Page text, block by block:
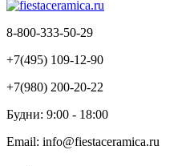
8-800-333-50-29
+7(495) 109-12-90
+7(980) 200-20-22
Будни: 9:00 - 18:00
Email: info@fiestaceramica.ru